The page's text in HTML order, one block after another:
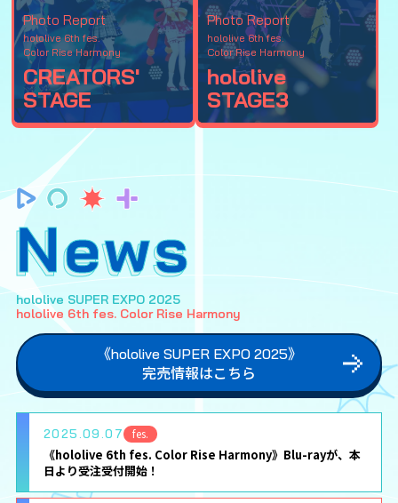
Photo Report
hololive 6th fes.
Color Rise Harmony
CREATORS'
STAGE
Photo Report
hololive 6th fes.
Color Rise Harmony
hololive
STAGE3
News
hololive SUPER EXPO 2025
hololive 6th fes. Color Rise Harmony
《hololive SUPER EXPO 2025》
完売情報はこちら
2025.09.07 fes.
《hololive 6th fes. Color Rise Harmony》Blu-rayが、本
日より受注受付開始！